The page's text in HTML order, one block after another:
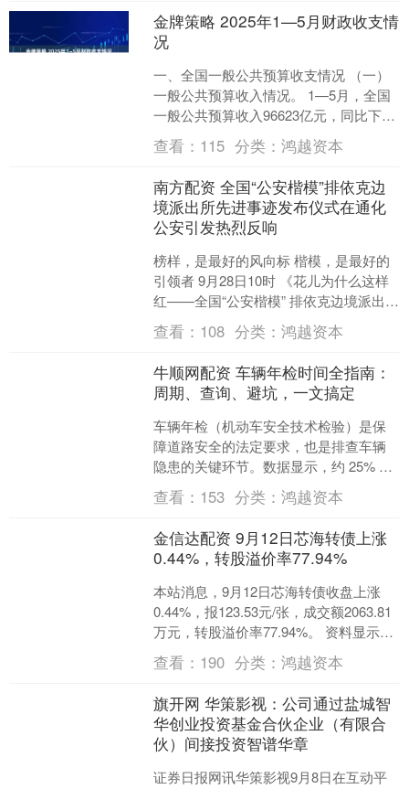
金牌策略 2025年1—5月财政收支情
况
一、全国一般公共预算收支情况 （一）
一般公共预算收入情况。 1—5月，全国
一般公共预算收入96623亿元，同比下降
0.3%。其中，全国税收收入79156亿元，
同....
查看： 115 分类：鸿越资本
南方配资 全国“公安楷模”排依克边
境派出所先进事迹发布仪式在通化
公安引发热烈反响
榜样，是最好的风向标 楷模，是最好的
引领者 9月28日10时 《花儿为什么这样
红——全国“公安楷模” 排依克边境派出所
先进事迹发布仪式》 在多平台播出 通化
公安....
查看： 108 分类：鸿越资本
牛顺网配资 车辆年检时间全指南：
周期、查询、避坑，一文搞定
车辆年检（机动车安全技术检验）是保
障道路安全的法定要求，也是排查车辆
隐患的关键环节。数据显示，约 25% 的
车主曾因记错年检时间导致脱检，面临
罚款扣分；更有 1....
查看： 153 分类：鸿越资本
金信达配资 9月12日芯海转债上涨
0.44%，转股溢价率77.94%
本站消息，9月12日芯海转债收盘上涨
0.44%，报123.53元/张，成交额2063.81
万元，转股溢价率77.94%。 资料显示，
芯海转债信用级别为“A+”，....
查看： 190 分类：鸿越资本
旗开网 华策影视：公司通过盐城智
华创业投资基金合伙企业（有限合
伙）间接投资智谱华章
证券日报网讯华策影视9月8日在互动平